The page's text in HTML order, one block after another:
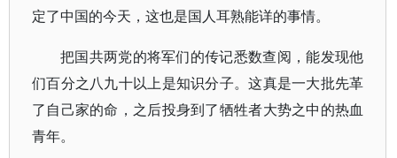
定了中国的今天，这也是国人耳熟能详的事情。
把国共两党的将军们的传记悉数查阅，能发现他
们百分之八九十以上是知识分子。这真是一大批先革
了自己家的命，之后投身到了牺牲者大势之中的热血
青年。